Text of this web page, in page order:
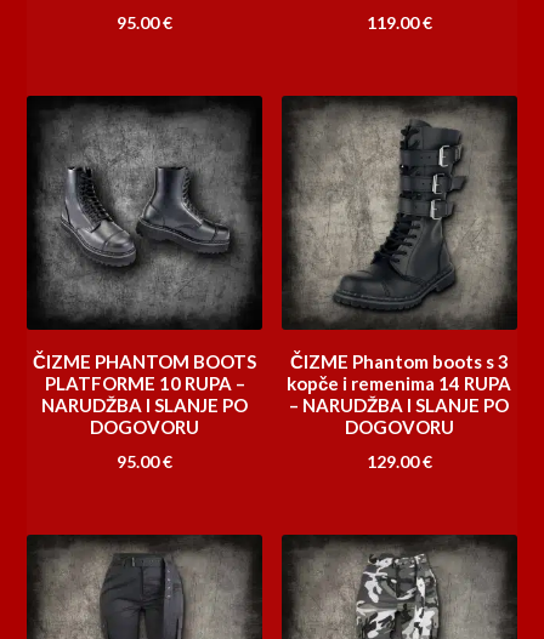
95.00€ 119.00€
ČIZME PHANTOM BOOTS
PLATFORME 10 RUPA –
NARUDŽBA I SLANJE PO
DOGOVORU
95.00€
ČIZME Phantom boots s 3
kopče i remenima 14 RUPA
– NARUDŽBA I SLANJE PO
DOGOVORU
129.00€